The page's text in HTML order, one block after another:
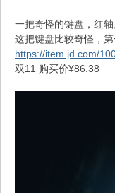
一把奇怪的键盘，红
这把键盘比较奇怪，
https://item.jd.com/
双11 购买价¥86.38